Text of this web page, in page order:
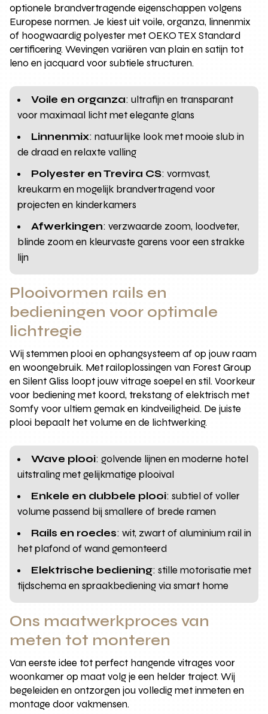
optionele brandvertragende eigenschappen volgens
Europese normen. Je kiest uit voile, organza, linnenmix
of hoogwaardig polyester met OEKO TEX Standard
certificering. Wevingen variëren van plain en satijn tot
leno en jacquard voor subtiele structuren.
Voile en organza: ultrafijn en transparant
voor maximaal licht met elegante glans
Linnenmix: natuurlijke look met mooie slub in
de draad en relaxte valling
Polyester en Trevira CS: vormvast,
kreukarm en mogelijk brandvertragend voor
projecten en kinderkamers
Afwerkingen: verzwaarde zoom, loodveter,
blinde zoom en kleurvaste garens voor een strakke
lijn
Plooivormen rails en
bedieningen voor optimale
lichtregie
Wij stemmen plooi en ophangsysteem af op jouw raam
en woongebruik. Met railoplossingen van Forest Group
en Silent Gliss loopt jouw vitrage soepel en stil. Voorkeur
voor bediening met koord, trekstang of elektrisch met
Somfy voor ultiem gemak en kindveiligheid. De juiste
plooi bepaalt het volume en de lichtwerking.
Wave plooi: golvende lijnen en moderne hotel
uitstraling met gelijkmatige plooival
Enkele en dubbele plooi: subtiel of voller
volume passend bij smallere of brede ramen
Rails en roedes: wit, zwart of aluminium rail in
het plafond of wand gemonteerd
Elektrische bediening: stille motorisatie met
tijdschema en spraakbediening via smart home
Ons maatwerkproces van
meten tot monteren
Van eerste idee tot perfect hangende vitrages voor
woonkamer op maat volg je een helder traject. Wij
begeleiden en ontzorgen jou volledig met inmeten en
montage door vakmensen.